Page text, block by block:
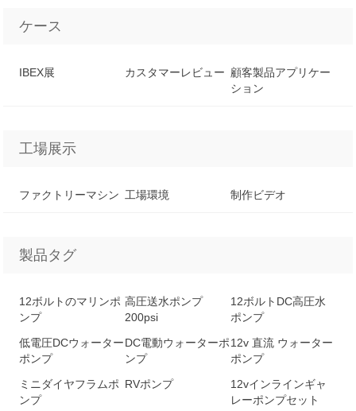
ケース
IBEX展 カスタマーレビュー 顧客製品アプリケー
ション
工場展示
ファクトリーマシン 工場環境 制作ビデオ
製品タグ
12ボルトのマリンポ
ンプ
高圧送水ポンプ
200psi
12ボルトDC高圧水
ポンプ
低電圧DCウォーター
ポンプ
DC電動ウォーターポ
ンプ
12v 直流 ウォーター
ポンプ
ミニダイヤフラムポ
ンプ
RVポンプ
12vインラインギャ
レーポンプセット